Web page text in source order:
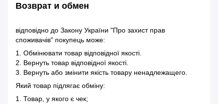
Возврат и обмен
відповідно до Закону України "Про захист прав
споживачів" покупець може:
1. Обмінювати товар відповідної якості.
2. Вернуть товар відповідної якості.
3. Вернуть або змінити якість товару ненадлежащего.
Який товар підлягає обміну:
1. Товар, у якого є чек;